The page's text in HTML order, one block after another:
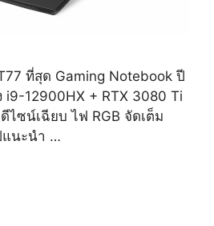
ที่สุด Gaming Notebook ปี
i9-12900HX + RTX 3080 Ti
ไซน์เฉียบ ไฟ RGB จัดเต็ม
แนะนำ …